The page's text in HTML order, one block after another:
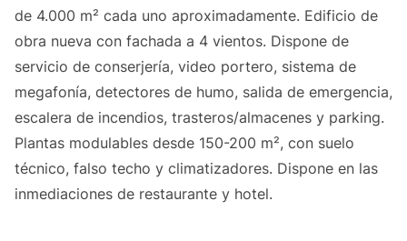
de 4.000 m² cada uno aproximadamente. Edificio de
obra nueva con fachada a 4 vientos. Dispone de
servicio de conserjería, video portero, sistema de
megafonía, detectores de humo, salida de emergencia,
escalera de incendios, trasteros/almacenes y parking.
Plantas modulables desde 150-200 m², con suelo
técnico, falso techo y climatizadores. Dispone en las
inmediaciones de restaurante y hotel.